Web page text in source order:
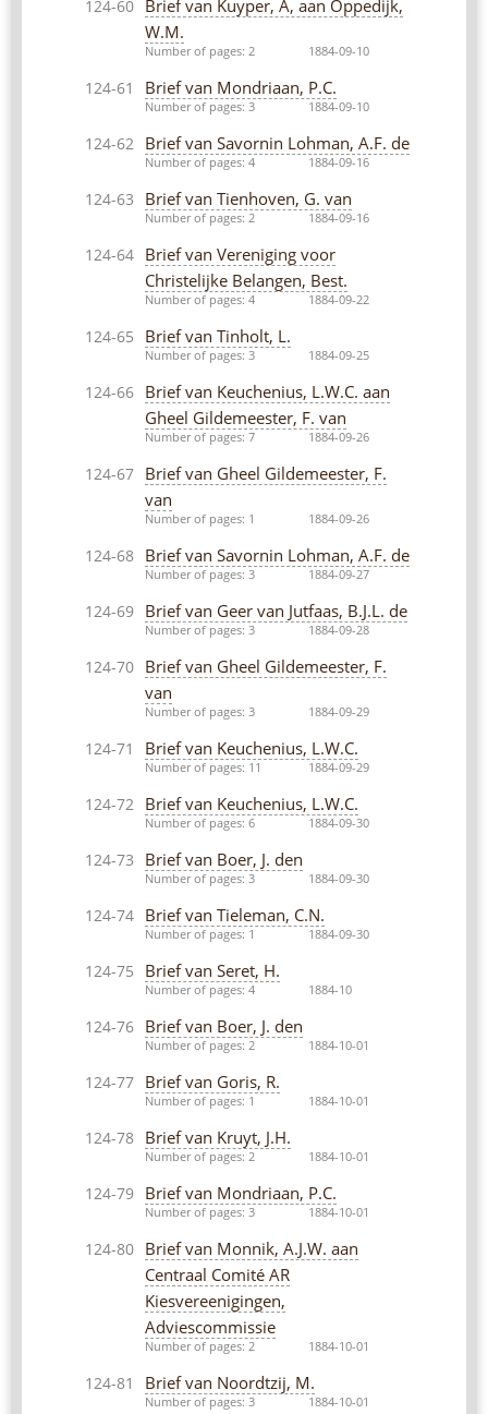
124-60
Brief van Kuyper, A, aan Oppedijk,
W.M.
Number of pages: 2 1884-09-10
124-61 Brief van Mondriaan, P.C.
Number of pages: 3 1884-09-10
124-62 Brief van Savornin Lohman, A.F. de
Number of pages: 4 1884-09-16
124-63 Brief van Tienhoven, G. van
Number of pages: 2 1884-09-16
124-64
Brief van Vereniging voor
Christelijke Belangen, Best.
Number of pages: 4 1884-09-22
124-65 Brief van Tinholt, L.
Number of pages: 3 1884-09-25
124-66
Brief van Keuchenius, L.W.C. aan
Gheel Gildemeester, F. van
Number of pages: 7 1884-09-26
124-67
Brief van Gheel Gildemeester, F.
van
Number of pages: 1 1884-09-26
124-68 Brief van Savornin Lohman, A.F. de
Number of pages: 3 1884-09-27
124-69 Brief van Geer van Jutfaas, B.J.L. de
Number of pages: 3 1884-09-28
124-70
Brief van Gheel Gildemeester, F.
van
Number of pages: 3 1884-09-29
124-71 Brief van Keuchenius, L.W.C.
Number of pages: 11 1884-09-29
124-72 Brief van Keuchenius, L.W.C.
Number of pages: 6 1884-09-30
124-73 Brief van Boer, J. den
Number of pages: 3 1884-09-30
124-74 Brief van Tieleman, C.N.
Number of pages: 1 1884-09-30
124-75 Brief van Seret, H.
Number of pages: 4 1884-10
124-76 Brief van Boer, J. den
Number of pages: 2 1884-10-01
124-77 Brief van Goris, R.
Number of pages: 1 1884-10-01
124-78 Brief van Kruyt, J.H.
Number of pages: 2 1884-10-01
124-79 Brief van Mondriaan, P.C.
Number of pages: 3 1884-10-01
124-80
Brief van Monnik, A.J.W. aan
Centraal Comité AR
Kiesvereenigingen,
Adviescommissie
Number of pages: 2 1884-10-01
124-81 Brief van Noordtzij, M.
Number of pages: 3 1884-10-01